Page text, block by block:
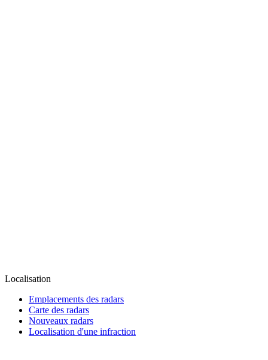
Localisation
Emplacements des radars
Carte des radars
Nouveaux radars
Localisation d'une infraction